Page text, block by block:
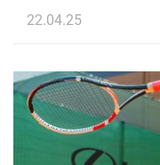
existierenden Para
sodass sich
Behinderungen
22.04.25